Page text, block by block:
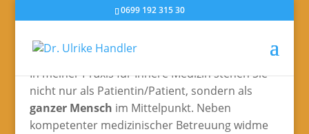
0699 192 315 30
In meiner Praxis für Innere Medizin stehen Sie
nicht nur als Patientin/­Patient, sondern als
ganzer Mensch im Mittelpunkt. Neben
kompetenter medizinischer Betreuung widme